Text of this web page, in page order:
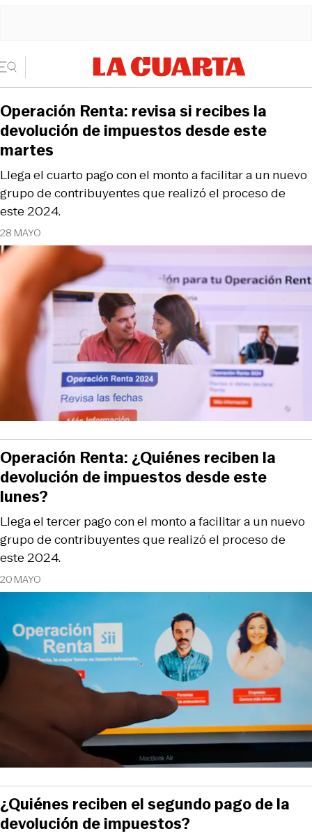
28 MAYO
Llega el cuarto pago con el monto a facilitar a un nuevo
grupo de contribuyentes que realizó el proceso de
este 2024.
Operación Renta: revisa si recibes la
devolución de impuestos desde este
martes
20 MAYO
Llega el tercer pago con el monto a facilitar a un nuevo
grupo de contribuyentes que realizó el proceso de
este 2024.
Operación Renta: ¿Quiénes reciben la
devolución de impuestos desde este
lunes?
¿Quiénes reciben el segundo pago de la
devolución de impuestos?